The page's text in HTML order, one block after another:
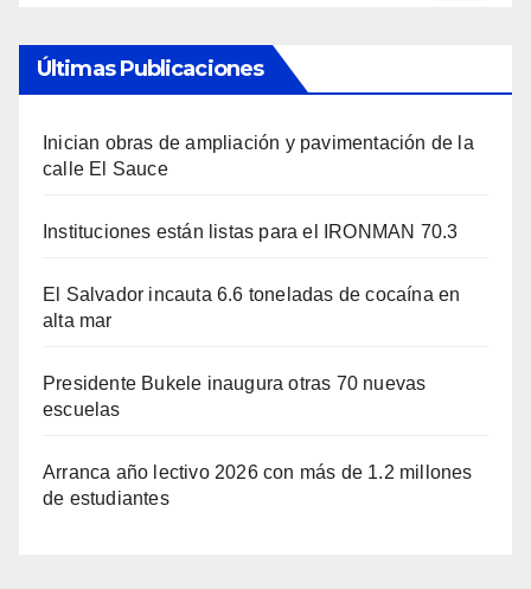
Últimas Publicaciones
Inician obras de ampliación y pavimentación de la
calle El Sauce
Instituciones están listas para el IRONMAN 70.3
El Salvador incauta 6.6 toneladas de cocaína en
alta mar
Presidente Bukele inaugura otras 70 nuevas
escuelas
Arranca año lectivo 2026 con más de 1.2 millones
de estudiantes